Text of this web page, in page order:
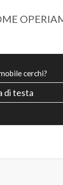
cerchi?